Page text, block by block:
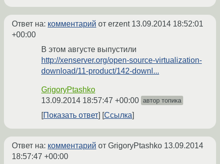
Ответ на: комментарий от erzent 13.09.2014 18:52:01
+00:00
В этом августе выпустили
http://xenserver.org/open-source-virtualization-
download/11-product/142-downl...
GrigoryPtashko
13.09.2014 18:57:47 +00:00 автор топика
Показать ответ Ссылка
Ответ на: комментарий от GrigoryPtashko 13.09.2014
18:57:47 +00:00